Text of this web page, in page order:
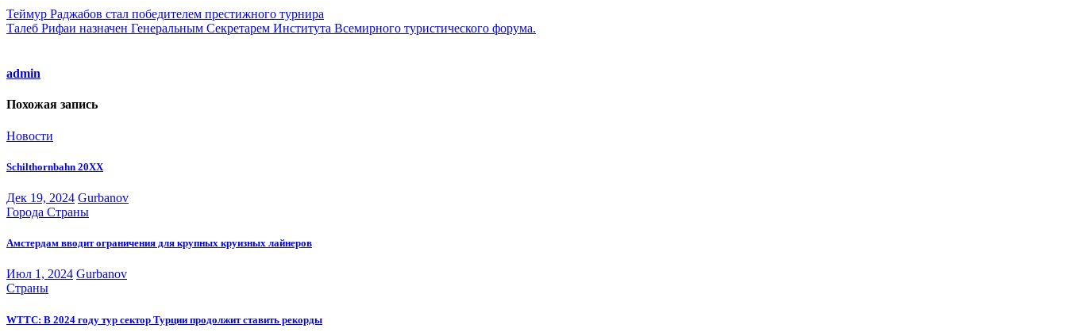
Навигация
по
Теймур Раджабов стал победителем престижного турнира
Талеб Рифаи назначен Генеральным Секретарем Института Всемирного туристического форума.
admin
Похожая запись
Новости
Schilthornbahn 20XX
Дек 19, 2024 Gurbanov
Города Страны
Амстердам вводит ограничения для крупных круизных лайнеров
Июл 1, 2024 Gurbanov
Страны
WTTC: В 2024 году тур сектор Турции продолжит ставить рекорды